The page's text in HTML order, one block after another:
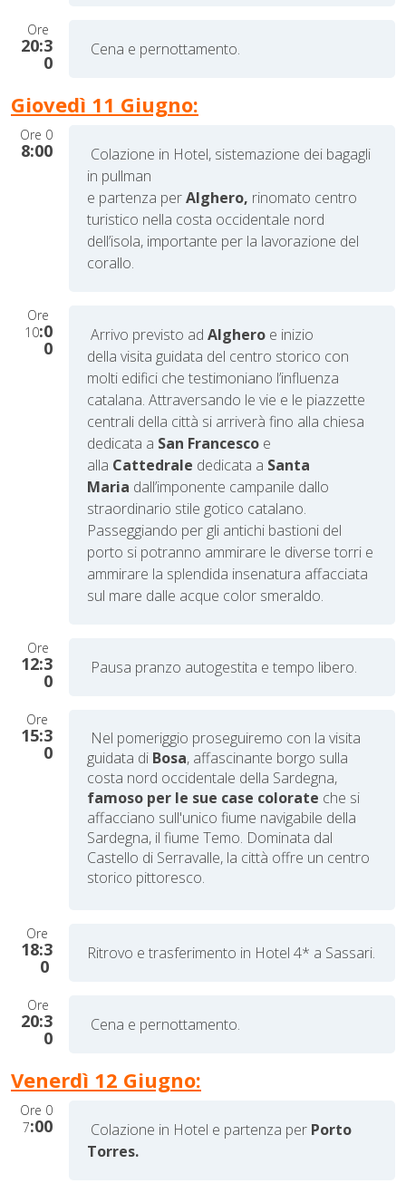
Ore
20:3
0
Cena e pernottamento.
Giovedì 11 Giugno:
Ore 0
8:00
Colazione in Hotel, sistemazione dei bagagli
in pullman
e partenza perAlghero, rinomato centro
turistico nella costa occidentale nord
dell’isola, importante per la lavorazione del
corallo.
Ore
10:0
0
Arrivo previsto ad Algheroe inizio
della visita guidata del centro storico con
molti edifici che testimoniano l’influenza
catalana. Attraversando le vie e le piazzette
centrali della città si arriverà fino alla chiesa
dedicata a San Francescoe
alla Cattedrale dedicata a Santa
Maria dall’imponente campanile dallo
straordinario stile gotico catalano.
Passeggiando per gli antichi bastioni del
porto si potranno ammirare le diverse torri e
ammirare la splendida insenatura affacciata
sul mare dalle acque color smeraldo.
Ore
12:3
0
Pausa pranzo autogestita e tempo libero.
Ore
15:3
0
Nel pomeriggio proseguiremo con la visita
guidata di Bosa, affascinante borgo sulla
costa nord occidentale della Sardegna,
famoso per le sue case colorate che si
affacciano sull'unico fiume navigabile della
Sardegna, il fiume Temo. Dominata dal
Castello di Serravalle, la città offre un centro
storico pittoresco.
Ore
18:3
0
Ritrovo e trasferimento in Hotel 4* a Sassari.
Ore
20:3
0
Cena e pernottamento.
Venerdì 12 Giugno:
Ore 0
7:00 Colazione in Hotel e partenza perPorto
Torres.